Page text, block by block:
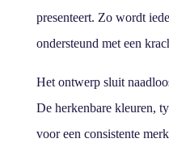
presenteert. Zo wordt
ondersteund met een
Het ontwerp sluit
De herkenbare kleuren,
voor een consistente